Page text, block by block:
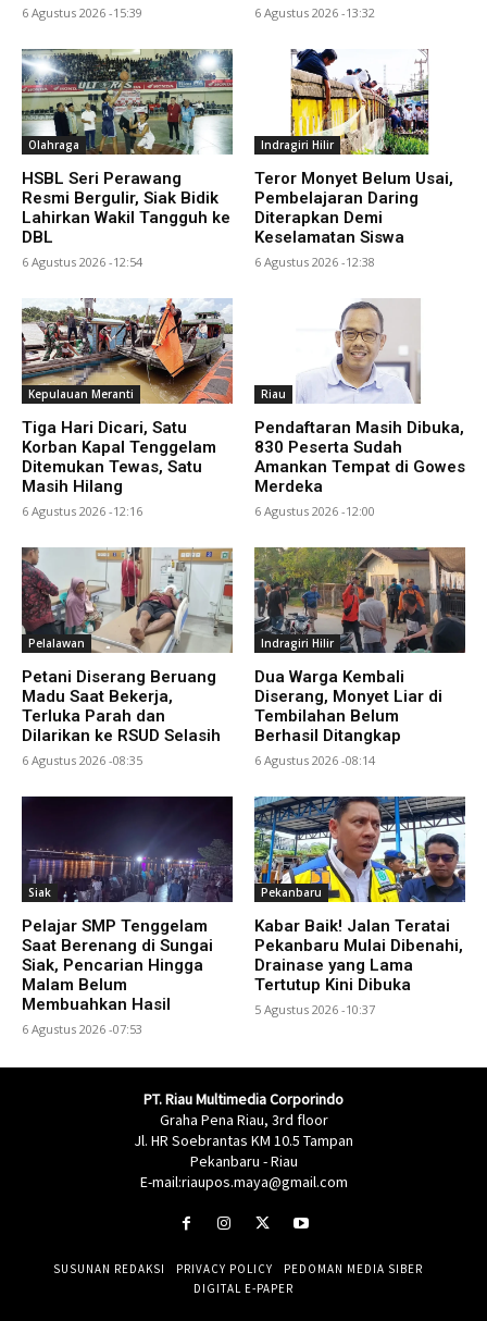
6 Agustus 2026 -15:39 6 Agustus 2026 -13:32
Olahraga
HSBL Seri Perawang
Resmi Bergulir, Siak Bidik
Lahirkan Wakil Tangguh ke
DBL
6 Agustus 2026 -12:54
Indragiri Hilir
Teror Monyet Belum Usai,
Pembelajaran Daring
Diterapkan Demi
Keselamatan Siswa
6 Agustus 2026 -12:38
Kepulauan Meranti
Tiga Hari Dicari, Satu
Korban Kapal Tenggelam
Ditemukan Tewas, Satu
Masih Hilang
6 Agustus 2026 -12:16
Riau
Pendaftaran Masih Dibuka,
830 Peserta Sudah
Amankan Tempat di Gowes
Merdeka
6 Agustus 2026 -12:00
Pelalawan
Petani Diserang Beruang
Madu Saat Bekerja,
Terluka Parah dan
Dilarikan ke RSUD Selasih
6 Agustus 2026 -08:35
Indragiri Hilir
Dua Warga Kembali
Diserang, Monyet Liar di
Tembilahan Belum
Berhasil Ditangkap
6 Agustus 2026 -08:14
Siak
Pelajar SMP Tenggelam
Saat Berenang di Sungai
Siak, Pencarian Hingga
Malam Belum
Membuahkan Hasil
6 Agustus 2026 -07:53
Pekanbaru
Kabar Baik! Jalan Teratai
Pekanbaru Mulai Dibenahi,
Drainase yang Lama
Tertutup Kini Dibuka
5 Agustus 2026 -10:37
PT. Riau Multimedia Corporindo
Graha Pena Riau, 3rd floor
Jl. HR Soebrantas KM 10.5 Tampan
Pekanbaru - Riau
E-mail:riaupos.maya@gmail.com
SUSUNAN REDAKSI PRIVACY POLICY
PEDOMAN MEDIA SIBER
DIGITAL E-PAPER